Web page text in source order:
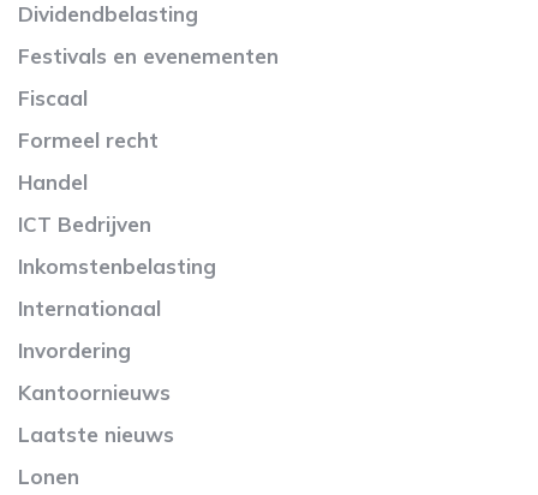
Dividendbelasting
Festivals en evenementen
Fiscaal
Formeel recht
Handel
ICT Bedrijven
Inkomstenbelasting
Internationaal
Invordering
Kantoornieuws
Laatste nieuws
Lonen